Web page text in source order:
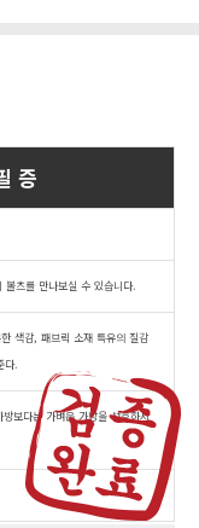
증
볼츠를 만나보실 수 있습니다.
색감, 패브릭 소재 특유의 질감
다.
보다는 가벼운 가방을 선호하시